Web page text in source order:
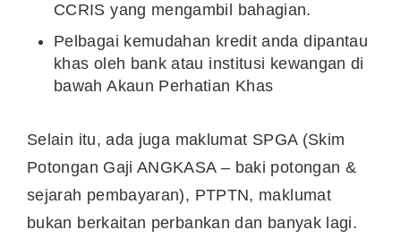
CCRIS yang mengambil bahagian.
Pelbagai kemudahan kredit anda dipantau
khas oleh bank atau institusi kewangan di
bawah Akaun Perhatian Khas
Selain itu, ada juga maklumat SPGA (Skim
Potongan Gaji ANGKASA – baki potongan &
sejarah pembayaran), PTPTN, maklumat
bukan berkaitan perbankan dan banyak lagi.